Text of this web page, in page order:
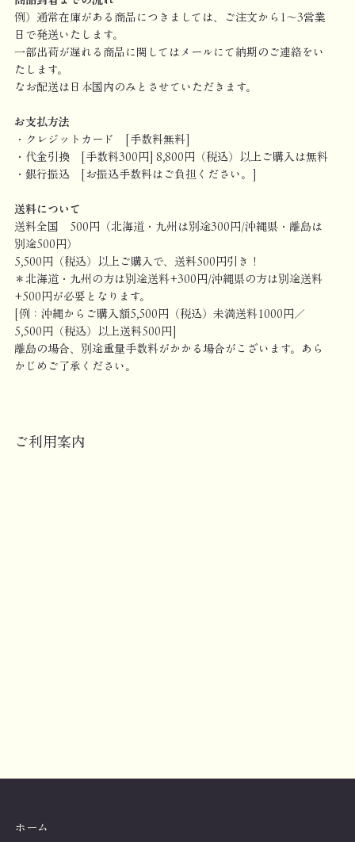
ご利用案内
例）通常在庫がある商品につきましては、ご注文から1～3営業
日で発送いたします。
一部出荷が遅れる商品に関してはメールにて納期のご連絡をい
たします。
なお配送は日本国内のみとさせていただきます。
お支払方法
・クレジットカード [手数料無料]
・代金引換 [手数料300円] 8,800円（税込）以上ご購入は無料
・銀行振込 [お振込手数料はご負担ください。]
送料について
送料全国 500円（北海道・九州は別途300円/沖縄県・離島は
別途500円）
5,500円（税込）以上ご購入で、送料500円引き！
＊北海道・九州の方は別途送料+300円/沖縄県の方は別途送料
+500円が必要となります。
[例：沖縄からご購入額5,500円（税込）未満送料1000円／
5,500円（税込）以上送料500円]
離島の場合、別途重量手数料がかかる場合がこざいます。あら
かじめご了承ください。
ホーム